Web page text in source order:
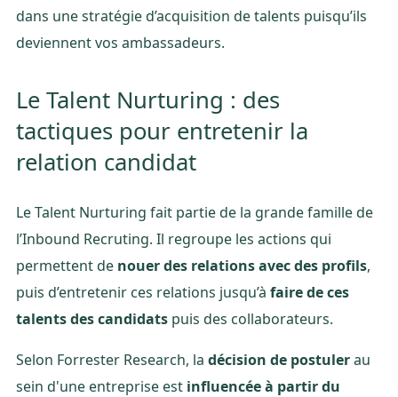
dans une stratégie d’acquisition de talents puisqu’ils
deviennent vos ambassadeurs.
Le Talent Nurturing : des
tactiques pour entretenir la
relation candidat
Le Talent Nurturing fait partie de la grande famille de
l’Inbound Recruting. Il regroupe les actions qui
permettent de nouer des relations avec des profils,
puis d’entretenir ces relations jusqu’à faire de ces
talents des candidats puis des collaborateurs.
Selon Forrester Research, la décision de postulerau
sein d'une entreprise est influencée à partir du